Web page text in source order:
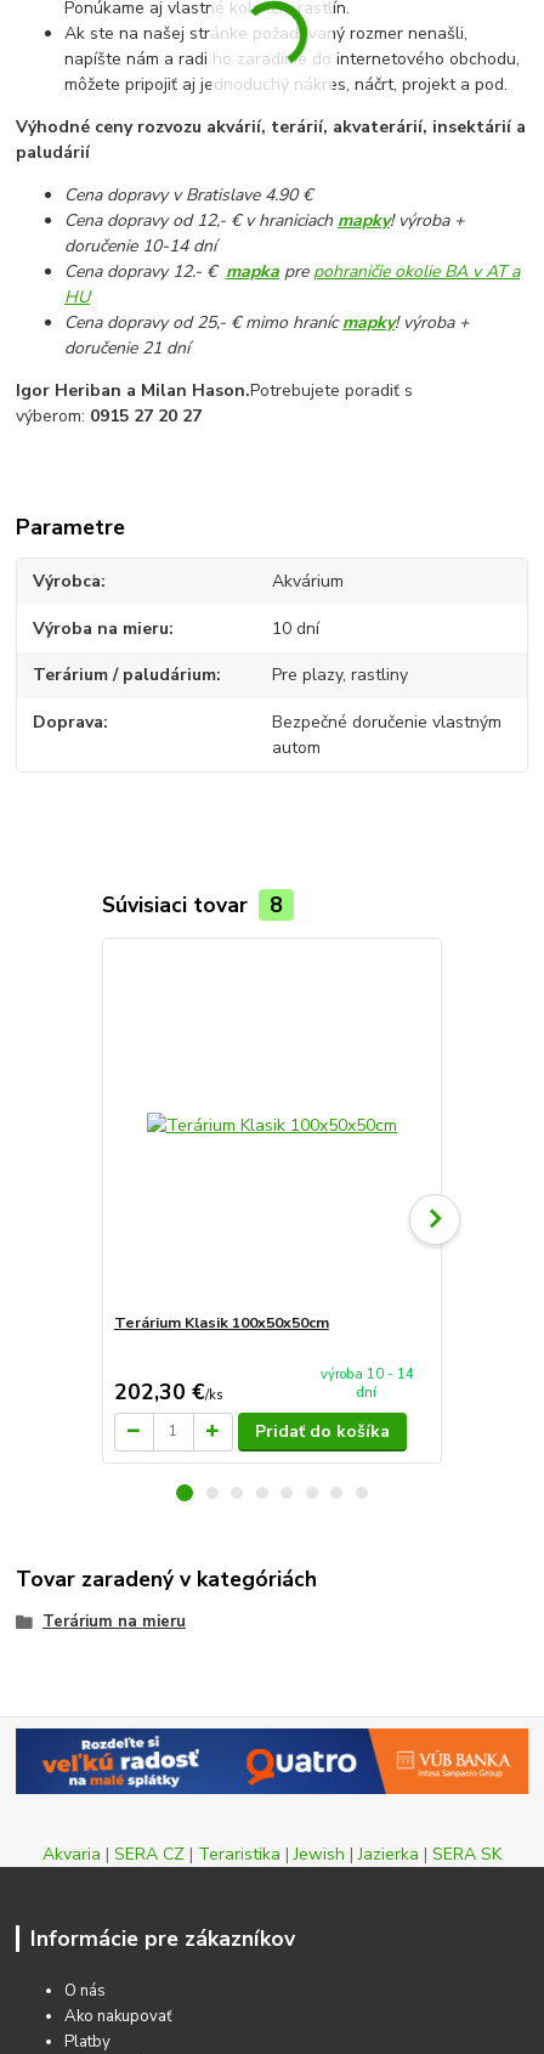
Ponúkame aj vlastné kolekcie rastlín.
Ak ste na našej stránke požadovaný rozmer nenašli,
napíšte nám a radi ho zaradíme do internetového obchodu,
môžete pripojiť aj jednoduchý nákres, náčrt, projekt a pod.
Výhodné ceny rozvozu akvárií, terárií, akvaterárií, insektárií a
paludárií
Cena dopravy v Bratislave 4.90 €
Cena dopravy od 12,- € v hraniciach mapky! výroba +
doručenie 10-14 dní
Cena dopravy 12.- € mapka pre pohraničie okolie BA v AT a
HU
Cena dopravy od 25,- € mimo hranícmapky! výroba +
doručenie 21 dní
Igor Heriban a Milan Hason.Potrebujete poradiť s
výberom: 0915 27 20 27
Parametre
Výrobca Akvárium
Výroba na mieru 10 dní
Terárium / paludárium Pre plazy, rastliny
Doprava
Bezpečné doručenie vlastným
autom
Súvisiaci tovar 8
Terárium Klasik 100x50x50cm
202,30 €/ks
výroba 10 - 14
dní
Pridať do košíka
Tovar zaradený v kategóriách
Terárium na mieru
Akvaria | SERA CZ | Teraristika |Jewish |Jazierka | SERA SK
Informácie pre zákazníkov
O nás
Ako nakupovať
Platby